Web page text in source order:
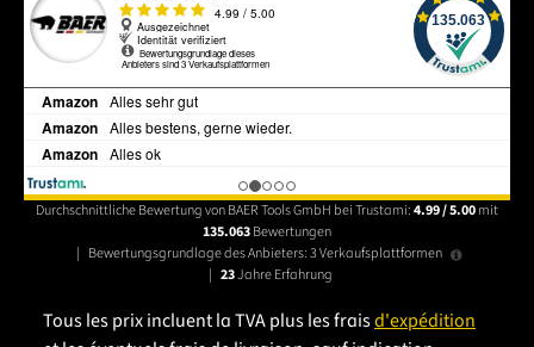
Durchschnittliche Bewertung von BAER Tools GmbH bei Trustami:4.99 / 5.00mit
135.063Bewertungen
| Bewertungsgrundlage des Anbieters: 3 Verkaufsplattformen
| 23Jahre Erfahrung
Tous les prix incluent la TVA plus les fraisd'expédition